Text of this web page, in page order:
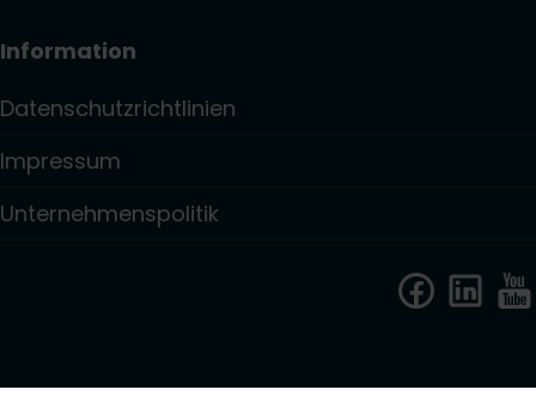
Information
Datenschutzrichtlinien
Impressum
Unternehmenspolitik